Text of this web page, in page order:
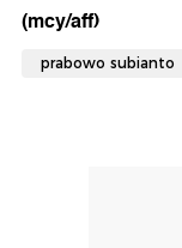
(mcy/aff)
prabowo subianto